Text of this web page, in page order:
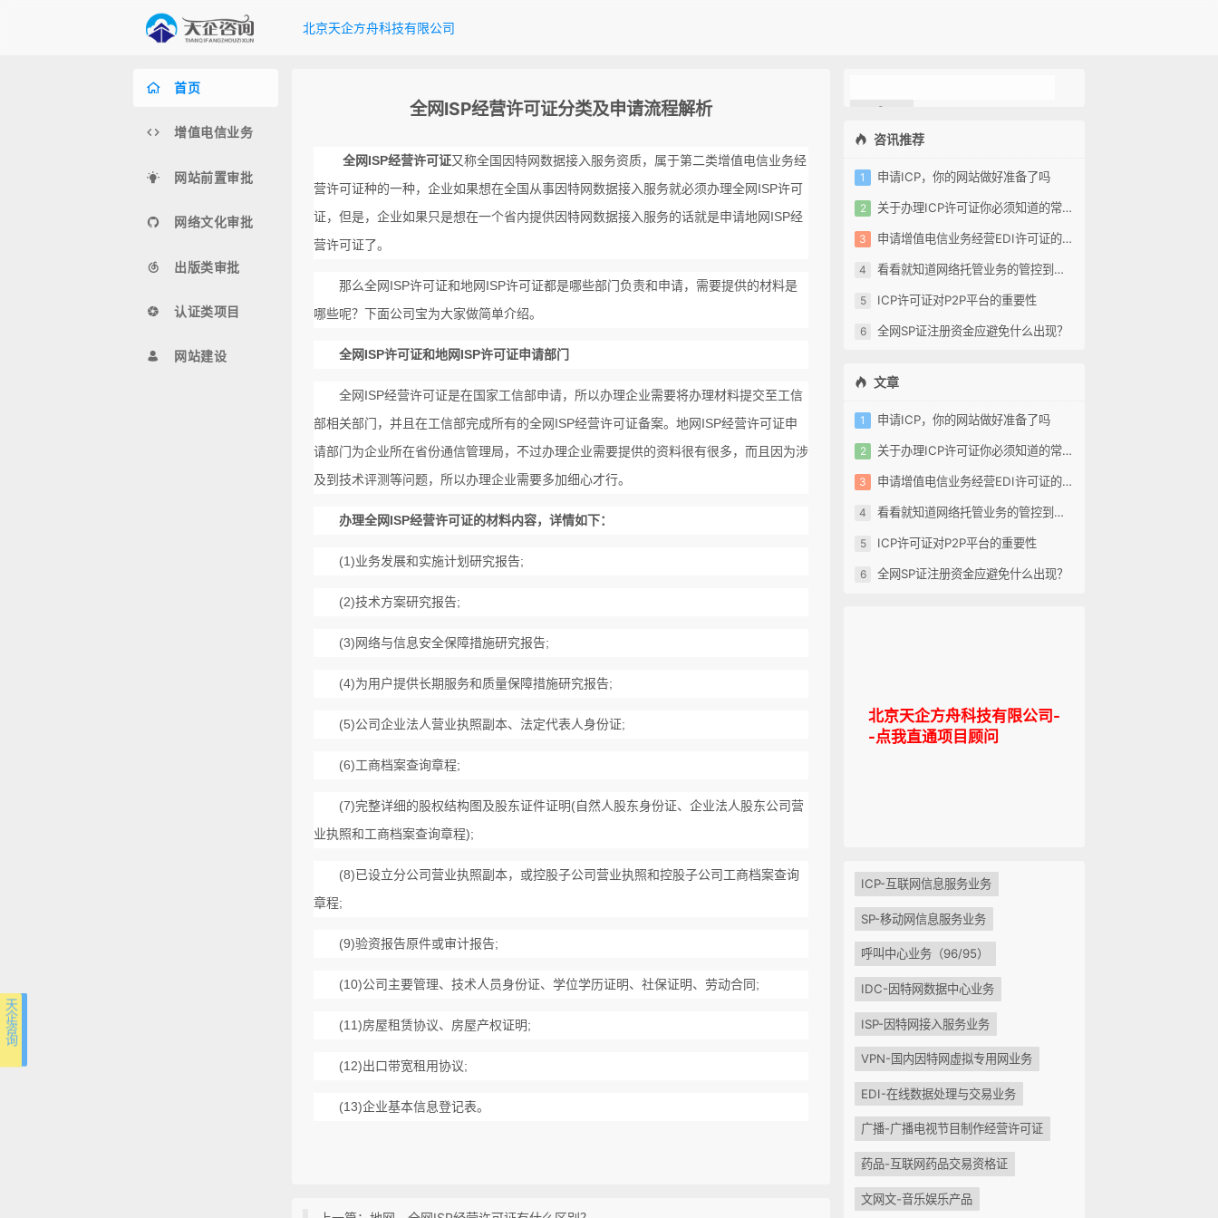
天 企 咨 询
北京天企方舟科技有限公司
首页
增值电信业务
网站前置审批
网络文化审批
出版类审批
认证类项目
网站建设
全网ISP经营许可证分类及申请流程解析
全网ISP经营许可证又称全国因特网数据接入服务资质，属于第二类增值电信业务经
营许可证种的一种，企业如果想在全国从事因特网数据接入服务就必须办理全网ISP许可
证，但是，企业如果只是想在一个省内提供因特网数据接入服务的话就是申请地网ISP经
营许可证了。
那么全网ISP许可证和地网ISP许可证都是哪些部门负责和申请，需要提供的材料是
哪些呢？下面公司宝为大家做简单介绍。
全网ISP许可证和地网ISP许可证申请部门
全网ISP经营许可证是在国家工信部申请，所以办理企业需要将办理材料提交至工信
部相关部门，并且在工信部完成所有的全网ISP经营许可证备案。地网ISP经营许可证申
请部门为企业所在省份通信管理局，不过办理企业需要提供的资料很有很多，而且因为涉
及到技术评测等问题，所以办理企业需要多加细心才行。
办理全网ISP经营许可证的材料内容，详情如下：
(1)业务发展和实施计划研究报告;
(2)技术方案研究报告;
(3)网络与信息安全保障措施研究报告;
(4)为用户提供长期服务和质量保障措施研究报告;
(5)公司企业法人营业执照副本、法定代表人身份证;
(6)工商档案查询章程;
(7)完整详细的股权结构图及股东证件证明(自然人股东身份证、企业法人股东公司营
业执照和工商档案查询章程);
(8)已设立分公司营业执照副本，或控股子公司营业执照和控股子公司工商档案查询
章程;
(9)验资报告原件或审计报告;
(10)公司主要管理、技术人员身份证、学位学历证明、社保证明、劳动合同;
(11)房屋租赁协议、房屋产权证明;
(12)出口带宽租用协议;
(13)企业基本信息登记表。
咨讯推荐
申请ICP，你的网站做好准备了吗
关于办理ICP许可证你必须知道的常识?
申请增值电信业务经营EDI许可证的一些关键问题
看看就知道网络托管业务的管控到了什么地步
ICP许可证对P2P平台的重要性
全网SP证注册资金应避免什么出现？
文章
申请ICP，你的网站做好准备了吗
关于办理ICP许可证你必须知道的常识?
申请增值电信业务经营EDI许可证的一些关键问题
看看就知道网络托管业务的管控到了什么地步
ICP许可证对P2P平台的重要性
全网SP证注册资金应避免什么出现？
北京天企方舟科技有限公司-
-点我直通项目顾问
ICP-互联网信息服务业务
SP-移动网信息服务业务
呼叫中心业务（96/95）
IDC-因特网数据中心业务
ISP-因特网接入服务业务
VPN-国内因特网虚拟专用网业务
EDI-在线数据处理与交易业务
广播-广播电视节目制作经营许可证
药品-互联网药品交易资格证
文网文-音乐娱乐产品